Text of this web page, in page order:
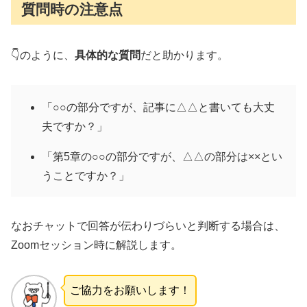
質問時の注意点
👇のように、 具体的な質問だと助かります。
「○○の部分ですが、記事に△△と書いても大丈
夫ですか？」
「第5章の○○の部分ですが、△△の部分は××とい
うことですか？」
なおチャットで回答が伝わりづらいと判断する場合は、
Zoomセッション時に解説します。
ご協力をお願いします！